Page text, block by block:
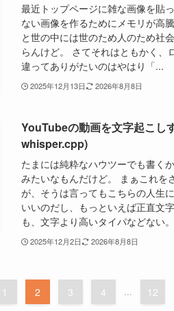
最近トップページに雑な画像を貼
ない画像を作るためにメモリが高
と世の中には世のため人のため社
らんけど。 さてそれはともかく、
違ってありがたいのはやはり「...
2025年12月13日 2026年8月8日
YouTubeの動画を文字起こし
whisper.cpp)
たまには純粋なハウツーでも書く
みたいなもんだけど。 まぁこれを
が、そうは言ってもこちらの人生
いいのだし、もっといえば正直文
も、文字より高いタイパなどない
2025年12月2日 2026年8月8日
1 2 3 4 ... 12